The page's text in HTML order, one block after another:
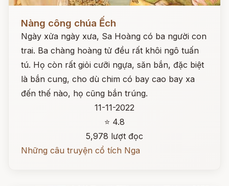
Nàng công chúa Ếch
Ngày xửa ngày xưa, Sa Hoàng có ba người con
trai. Ba chàng hoàng tử đều rất khôi ngô tuấn
tú. Họ còn rất giỏi cưỡi ngựa, săn bắn, đặc biệt
là bắn cung, cho dù chim có bay cao bay xa
đến thế nào, họ cũng bắn trúng.
11-11-2022
⭐ 4.8
5,978 lượt đọc
Những câu truyện cổ tích Nga